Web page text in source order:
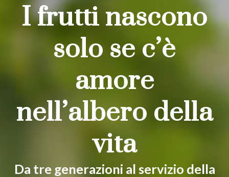
I frutti nascono
solo se c’è
amore
nell’albero della
vita
Da tre generazioni al servizio della